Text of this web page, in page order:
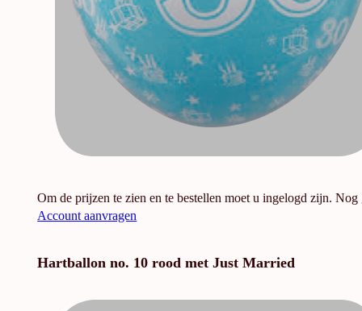
Om de prijzen te zien en te bestellen moet u ingelogd zijn. Nog
Account aanvragen
Hartballon no. 10 rood met Just Married